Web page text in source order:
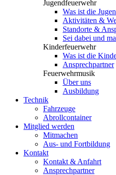
Jugendfeuerwehr
Was ist die
Aktivitäten &
Standorte &
Sei dabei und
Kinderfeuerwehr
Was ist die
Ansprechpartner
Feuerwehrmusik
Über uns
Ausbildung
Technik
Fahrzeuge
Abrollcontainer
Mitglied werden
Mitmachen
Aus- und Fortbildung
Kontakt
Kontakt & Anfahrt
Ansprechpartner